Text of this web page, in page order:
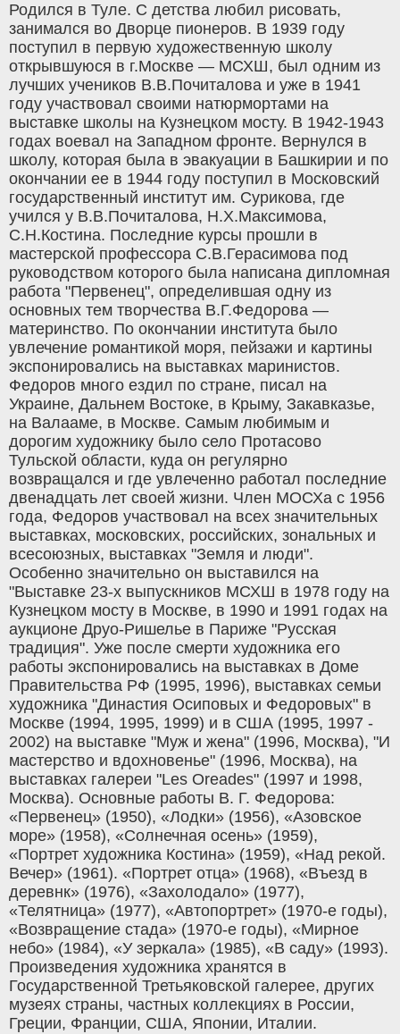
Родился в Туле. С детства любил рисовать,
занимался во Дворце пионеров. В 1939 году
поступил в первую художественную школу
открывшуюся в г.Москве — МСХШ, был одним из
лучших учеников В.В.Почиталова и уже в 1941
году участвовал своими натюрмортами на
выставке школы на Кузнецком мосту. В 1942-1943
годах воевал на Западном фронте. Вернулся в
школу, которая была в эвакуации в Башкирии и по
окончании ее в 1944 году поступил в Московский
государственный институт им. Сурикова, где
учился у В.В.Почиталова, Н.Х.Максимова,
С.Н.Костина. Последние курсы прошли в
мастерской профессора С.В.Герасимова под
руководством которого была написана дипломная
работа "Первенец", определившая одну из
основных тем творчества В.Г.Федорова —
материнство. По окончании института было
увлечение романтикой моря, пейзажи и картины
экспонировались на выставках маринистов.
Федоров много ездил по стране, писал на
Украине, Дальнем Востоке, в Крыму, Закавказье,
на Валааме, в Москве. Самым любимым и
дорогим художнику было село Протасово
Тульской области, куда он регулярно
возвращался и где увлеченно работал последние
двенадцать лет своей жизни. Член МОСХа с 1956
года, Федоров участвовал на всех значительных
выставках, московских, российских, зональных и
всесоюзных, выставках "Земля и люди".
Особенно значительно он выставился на
"Выставке 23-x выпускников МСХШ в 1978 году на
Кузнецком мосту в Москве, в 1990 и 1991 годах на
аукционе Друо-Ришелье в Париже "Русская
традиция". Уже после смерти художника его
работы экспонировались на выставках в Доме
Правительства РФ (1995, 1996), выставках семьи
художника "Династия Осиповых и Федоровых" в
Москве (1994, 1995, 1999) и в США (1995, 1997 -
2002) на выставке "Муж и жена" (1996, Москва), "И
мастерство и вдохновенье" (1996, Москва), на
выставках галереи "Les Oreades" (1997 и 1998,
Москва). Основные работы В. Г. Федорова:
«Первенец» (1950), «Лодки» (1956), «Азовское
море» (1958), «Солнечная осень» (1959),
«Портрет художника Костина» (1959), «Над рекой.
Вечер» (1961). «Портрет отца» (1968), «Въезд в
деревнк» (1976), «Захолодало» (1977),
«Телятница» (1977), «Автопортрет» (1970-е годы),
«Возвращение стада» (1970-е годы), «Мирное
небо» (1984), «У зеркала» (1985), «В саду» (1993).
Произведения художника хранятся в
Государственной Третьяковской галерее, других
музеях страны, частных коллекциях в России,
Греции, Франции, США, Японии, Италии.